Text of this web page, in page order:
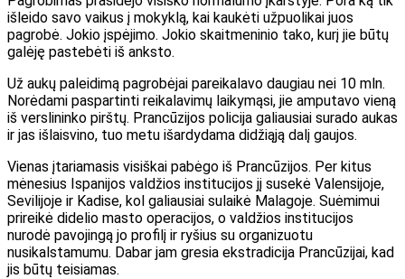
išleido savo vaikus į mokyklą, kai kaukėti užpuolikai juos
pagrobė. Jokio įspėjimo. Jokio skaitmeninio tako, kurį jie būtų
galėję pastebėti iš anksto.
Už aukų paleidimą pagrobėjai pareikalavo daugiau nei 10 mln.
Norėdami paspartinti reikalavimų laikymąsi, jie amputavo vieną
iš verslininko pirštų. Prancūzijos policija galiausiai surado aukas
ir jas išlaisvino, tuo metu išardydama didžiąją dalį gaujos.
Vienas įtariamasis visiškai pabėgo iš Prancūzijos. Per kitus
mėnesius Ispanijos valdžios institucijos jį susekė Valensijoje,
Sevilijoje ir Kadise, kol galiausiai sulaikė Malagoje. Suėmimui
prireikė didelio masto operacijos, o valdžios institucijos
nurodė pavojingą jo profilį ir ryšius su organizuotu
nusikalstamumu. Dabar jam gresia ekstradicija Prancūzijai, kad
jis būtų teisiamas.